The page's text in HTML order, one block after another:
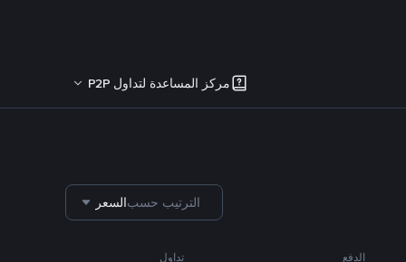
مركز المساعدة لتداول P2P
الترتيب حسبالسعر
الدفع تداول